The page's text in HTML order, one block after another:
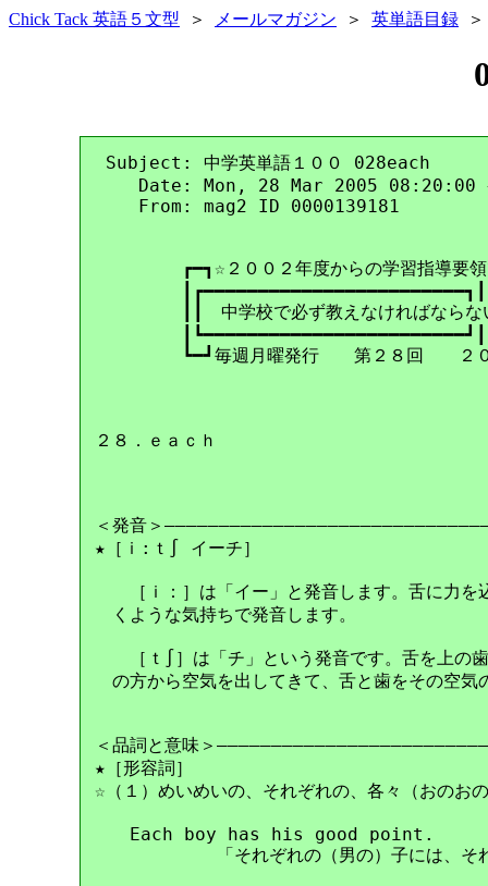
Chick Tack 英語５文型 ＞ メールマガジン ＞ 英単語目録
Subject: 中学英単語１００ 028each
Date: Mon, 28 Mar 2005 08:20:00
    From: mag2 ID 0000139181
┏━┓☆２００２年度からの学習指導要領
┃┏━━━━━━━━━━━━━━━━━━━━━━━━┓┃
┃┃　中学校で必ず教えなければならない
┃┗━━━━━━━━━━━━━━━━━━━━━━━━┛┃
┗━┛毎週月曜発行　　第２８回　　２０
２８．ｅａｃｈ
＜発音＞
★［ｉ:ｔ∫ イーチ］
［ｉ：］は「イー」と発音します。舌に力を
くような気持ちで発音します。
［ｔ∫］は「チ」という発音です。舌を上の
の方から空気を出してきて、舌と歯をその空気
＜品詞と意味＞
★［形容詞］
☆（１）めいめいの、それぞれの、各々（おのお
Each boy has his good point.
「それぞれの（男の）子には、それぞ